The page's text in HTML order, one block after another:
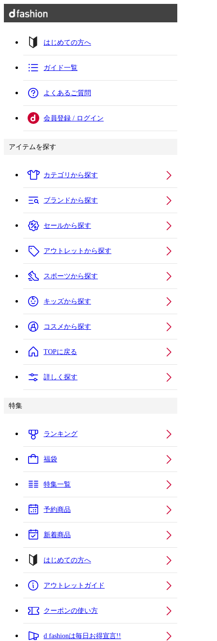
はじめての方へ
ガイド一覧
よくあるご質問
会員登録 / ログイン
アイテムを探す
カテゴリから探す
ブランドから探す
セールから探す
アウトレットから探す
スポーツから探す
キッズから探す
コスメから探す
TOPに戻る
詳しく探す
特集
ランキング
福袋
特集一覧
予約商品
新着商品
はじめての方へ
アウトレットガイド
クーポンの使い方
d fashionは毎日お得宣言!!